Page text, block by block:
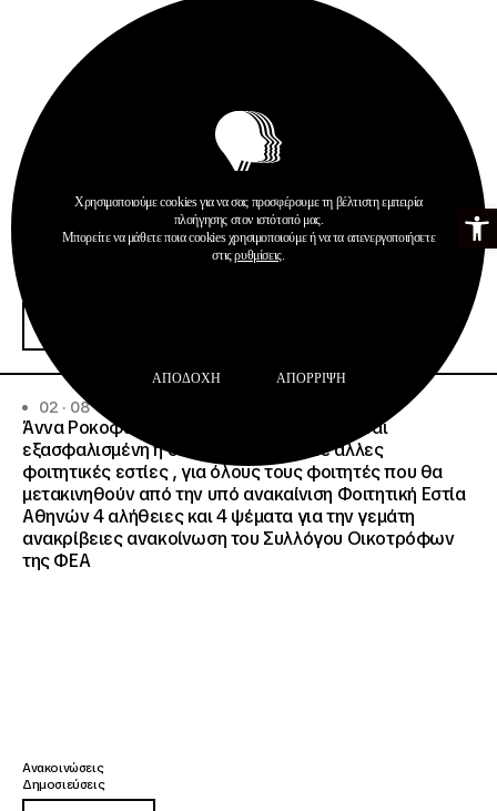
Ανοίξτε
02 · 08 · 2026
Άννα Ροκοφύλλου, Πρόεδρος ΙΝΕΔΙΒΙΜ: Είναι
εξασφαλισμένη η δωρεάν στέγαση σε άλλες
φοιτητικές εστίες , για όλους τους φοιτητές που θα
μετακινηθούν από την υπό ανακαίνιση Φοιτητική Εστία
Αθηνών 4 αλήθειες και 4 ψέματα για την γεμάτη
ανακρίβειες ανακοίνωση του Συλλόγου Οικοτρόφων
της ΦΕΑ
Ανακοινώσεις
Δημοσιεύσεις
Χρησιμοποιούμε cookies για να σας προσφέρουμε τη βέλτιστη εμπειρία
πλοήγησης στον ιστότοπό μας.
Μπορείτε να μάθετε ποια cookies χρησιμοποιούμε ή να τα απενεργοποιήσετε
στιςρυθμίσεις.
ΑΠΟΔΟΧΉ ΑΠΌΡΡΙΨΗ